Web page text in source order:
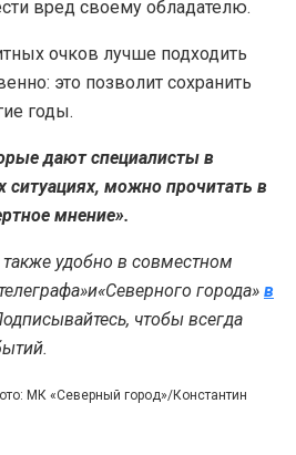
вред своему обладателю.
очков лучше подходить
это позволит сохранить
годы.
дают специалисты в
можно прочитать в
мнение».
удобно в совместном
города» в
чтобы всегда
МК «Северный город»/Константин